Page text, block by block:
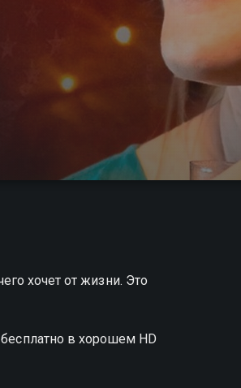
хочет от жизни. Это
в хорошем HD